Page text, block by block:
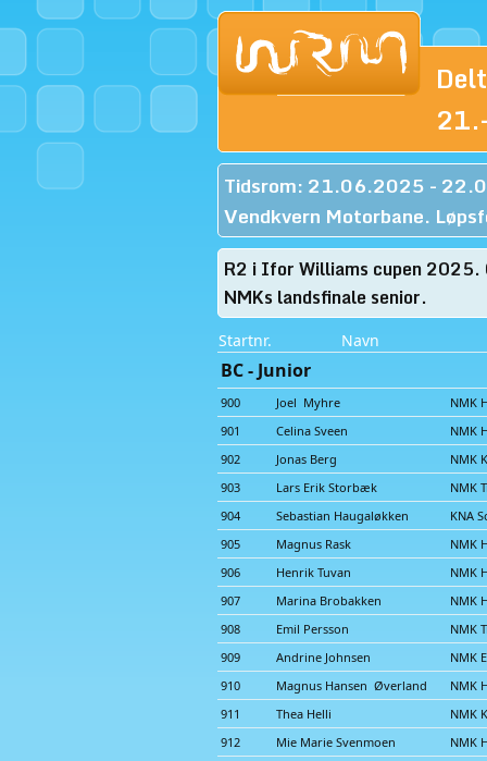
Tidsrom: 21.06.2025 -
Vendkvern Motorbane.
R2 i Ifor Williams cupen
NMKs landsfinale senior.
Startnr. Navn
BC - Junior
900 Joel Myhre
NMK
901
Celina Sveen
NMK
902
Jonas Berg
NMK
903
Lars Erik Storbæk
NMK
904
Sebastian Haugaløkken
KNA
905
Magnus Rask
NMK
906
Henrik Tuvan
NMK
907
Marina Brobakken
NMK
908
Emil Persson
NMK
909
Andrine Johnsen
NMK
910
Magnus Hansen Øverland
NMK
911
Thea Helli
NMK
912
Mie Marie Svenmoen
NMK